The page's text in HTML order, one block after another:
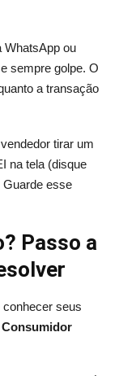
WhatsApp ou
sempre golpe. O
a transação
tirar um
na tela (disque
Guarde esse
Passo a
conhecer seus